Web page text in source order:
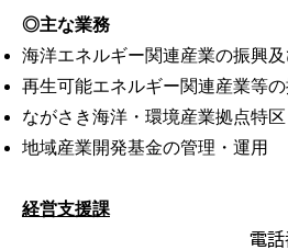
◎主な業務
海洋エネルギー関連産業の振興
再生可能エネルギー関連産業等
ながさき海洋・環境産業拠点特区
地域産業開発基金の管理・運用
経営支援課
電